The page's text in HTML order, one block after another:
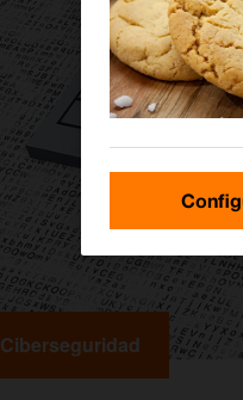
Ciberseguridad